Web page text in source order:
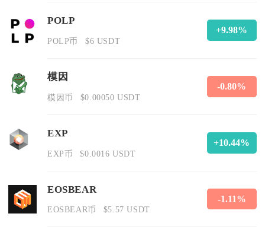
POLP
POLP币 $6 USDT
+9.98%
模因
模因币 $0.00050 USDT
-0.80%
EXP
EXP币 $0.0016 USDT
+10.44%
EOSBEAR
EOSBEAR币 $5.57 USDT
-1.11%